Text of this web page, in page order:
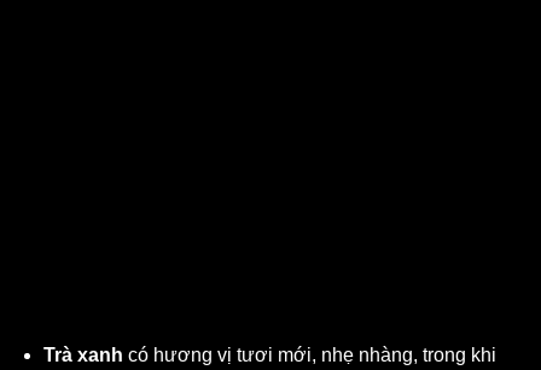
Trà xanh có hương vị tươi mới, nhẹ nhàng, trong khi